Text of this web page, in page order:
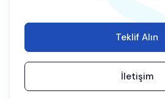
Teklif Alın
İletişim